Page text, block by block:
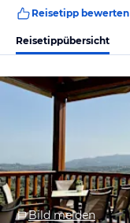
Reisetipp bewerten
Reisetippübersicht
Bild melden